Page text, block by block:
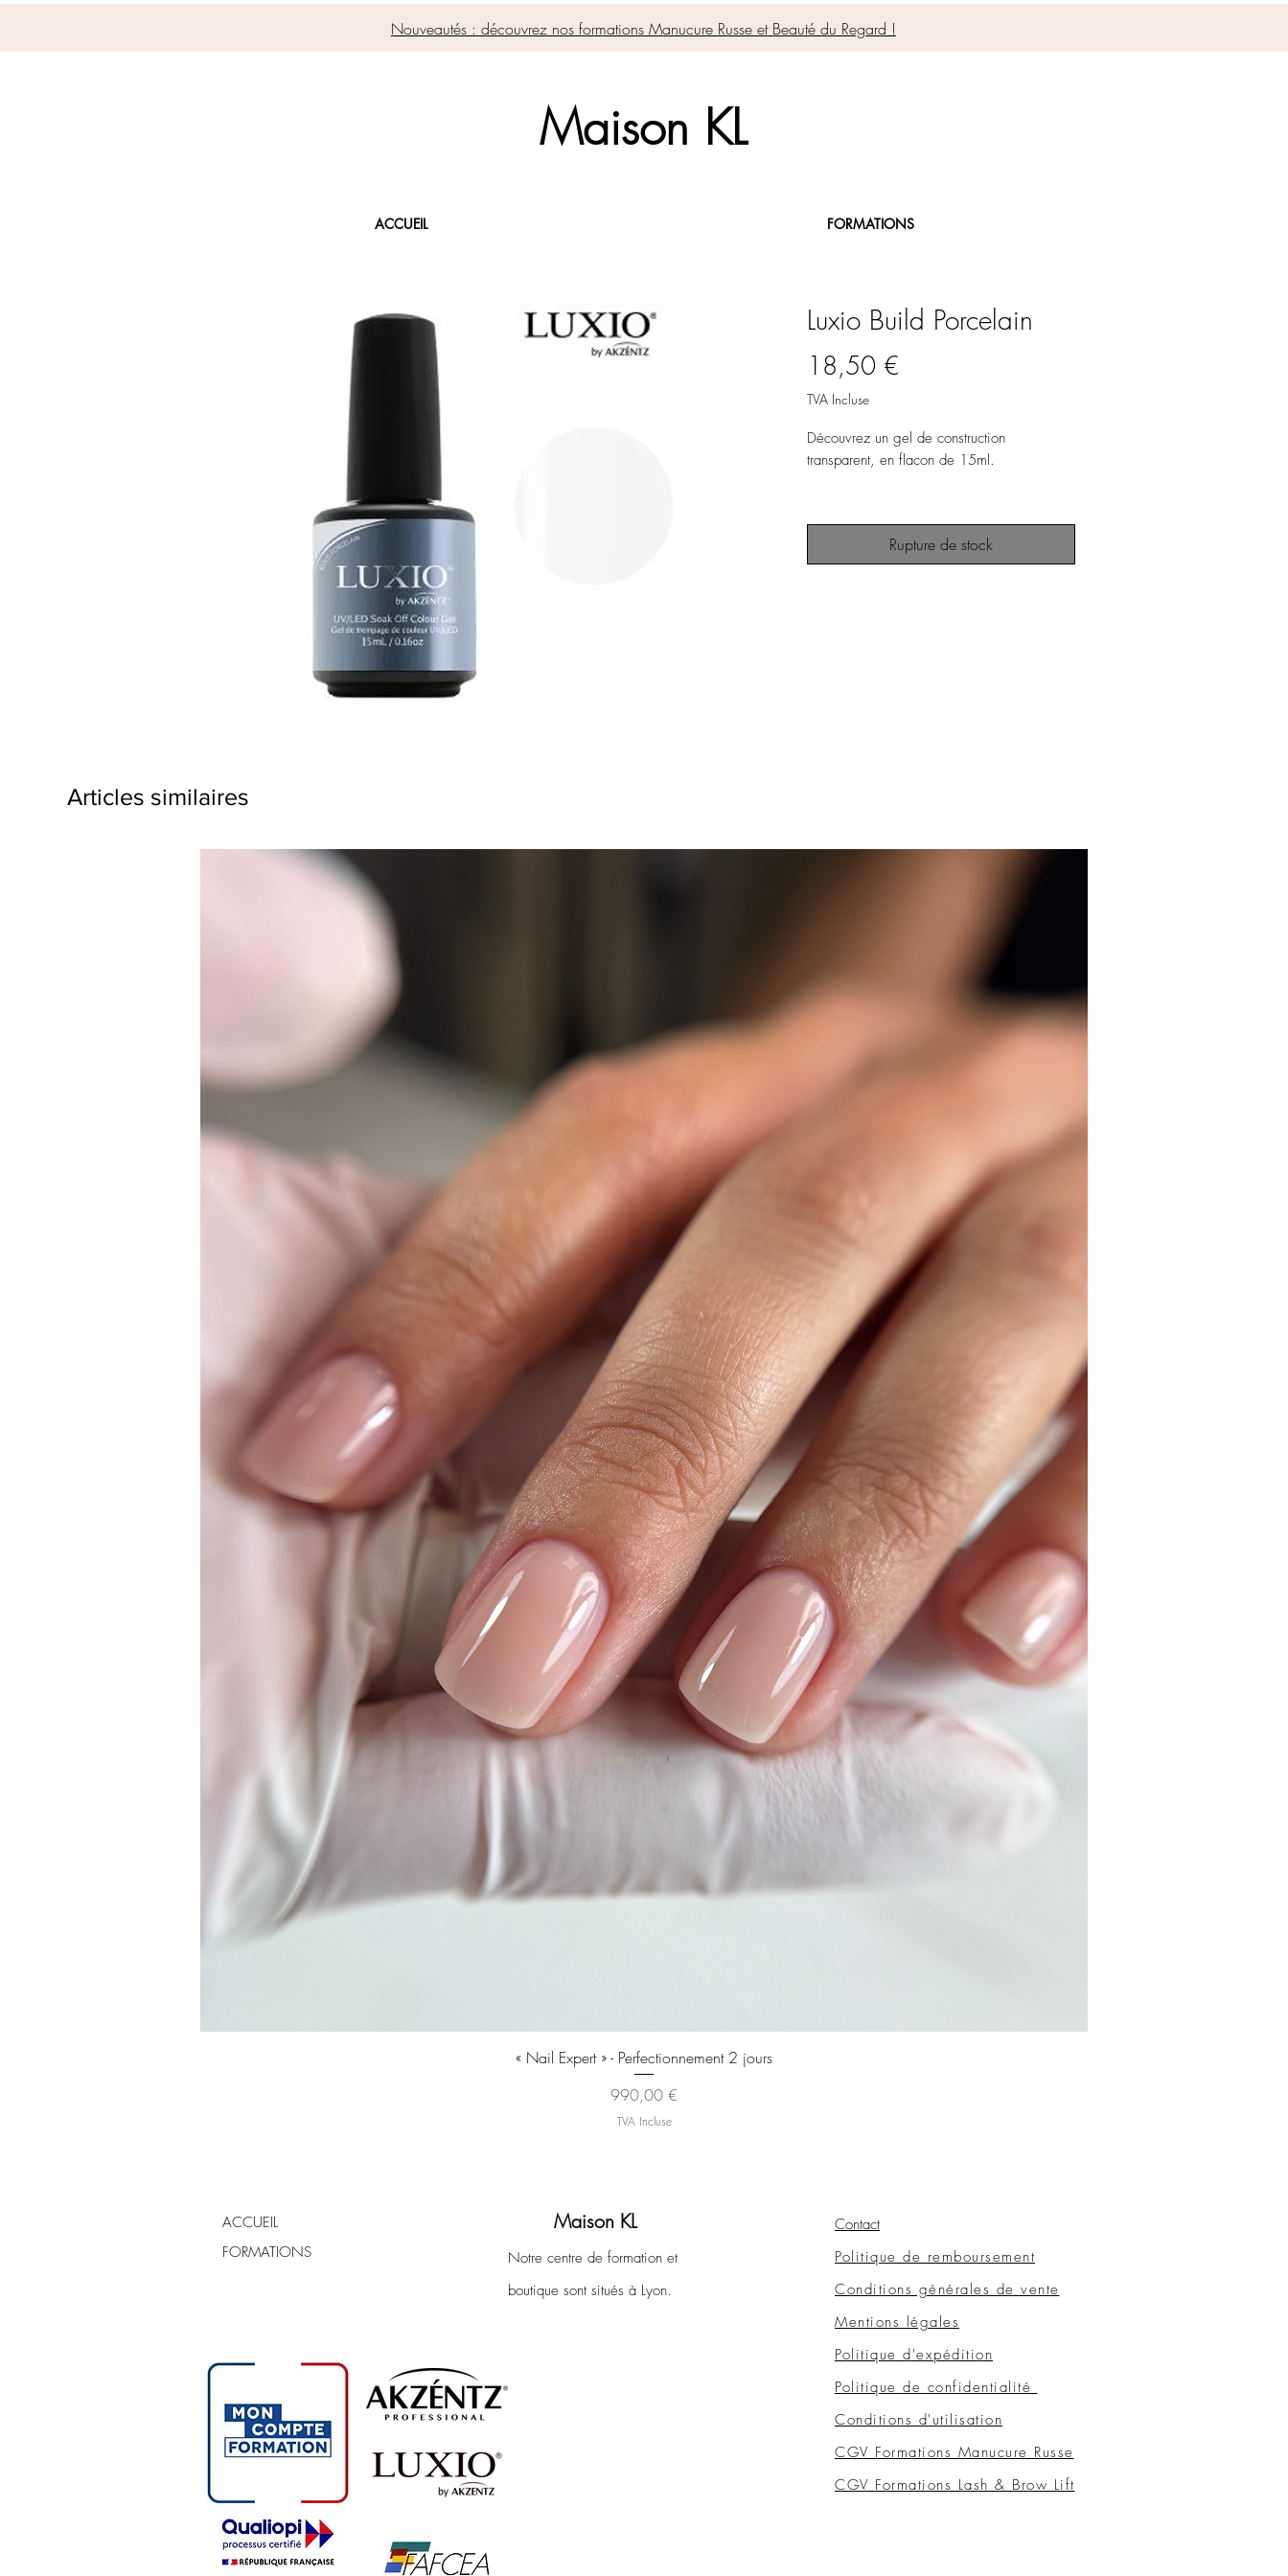
Nouveautés : découvrez nos formations Manucure Russe et Beauté du Regard !
Maison KL
ACCUEIL FORMATIONS
Luxio Build Porcelain
18,50 €
TVA Incluse
Découvrez un gel de construction
transparent, en flacon de 15ml.
• permet d'effectuer un gainage sur ongle
• très résistant & système Soak Off
Rupture de stock
Articles similaires
Aperçu rapide
« Nail Expert » - Perfectionnement 2 jours
Prix
990,00 €
TVA Incluse
ACCUEIL
FORMATIONS
Maison KL
Notre centre de formation et
boutique sont situés à Lyon.
Contact
Politique de remboursement
Conditions générales de vente
Mentions légales
Politique d'expédition
Politique de confidentialité
Conditions d'utilisation
CGV Formations Manucure Russe
CGV Formations Lash & Brow Lift